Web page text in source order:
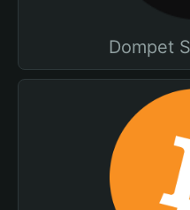
Dompet